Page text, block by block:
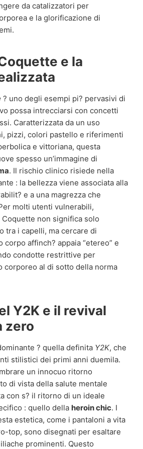
da catalizzatori per
e la glorificazione di
e la
? uno degli esempi pi? pervasivi di
possa intrecciarsi con concetti
Caratterizzata da un uso
pizzi, colori pastello e riferimenti
e vittoriana, questa
spesso un’immagine di
. Il rischio clinico risiede nella
: la bellezza viene associata alla
e a una magrezza che
molti utenti vulnerabili,
Coquette non significa solo
tra i capelli, ma cercare di
affinch? appaia “etereo” e
condotte restrittive per
corporeo al di sotto della norma
Y2K e il revival
zero
? quella definita Y2K, che
stilistici dei primi anni duemila.
un innocuo ritorno
di vista della salute mentale
con s? il ritorno di un ideale
: quello della heroin chic. I
estetica, come i pantaloni a vita
top, sono disegnati per esaltare
prominenti. Questo